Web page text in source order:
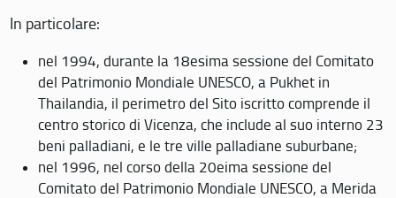
In particolare:
nel 1994, durante la 18esima sessione del Comitato
del Patrimonio Mondiale UNESCO, a Pukhet in
Thailandia, il perimetro del Sito iscritto comprende il
centro storico di Vicenza, che include al suo interno 23
beni palladiani, e le tre ville palladiane suburbane;
nel 1996, nel corso della 20eima sessione del
Comitato del Patrimonio Mondiale UNESCO, a Merida